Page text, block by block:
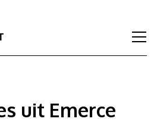
uit Emerce